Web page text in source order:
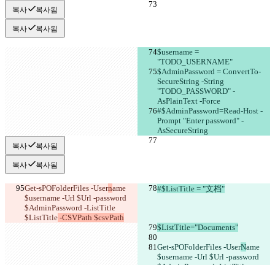
복사 복사됨
복사 복사됨
$username =
"TODO_USERNAME"
$AdminPassword = ConvertTo-
SecureString -String
"TODO_PASSWORD" -
AsPlainText -Force
#$AdminPassword=Read-Host -
Prompt "Enter password" -
AsSecureString
복사 복사됨
복사 복사됨
Get-sPOFolderFiles -Username
$username -Url $Url -password
$AdminPassword -ListTitle
$ListTitle -CSVPath $csvPath
#$ListTitle = "文档"
$ListTitle="Documents"
Get-sPOFolderFiles -UserName
$username -Url $Url -password